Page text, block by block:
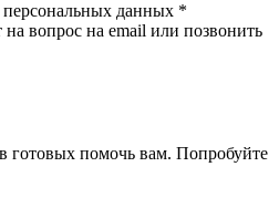
персональных данных *
вопрос на email или позвонить
готовых помочь вам. Попробуйте